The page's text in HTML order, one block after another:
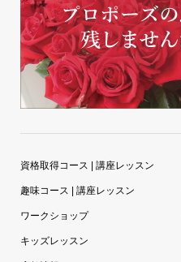
資格取得コース | 講座レッスン
趣味コース | 講座レッスン
ワークショップ
キッズレッスン